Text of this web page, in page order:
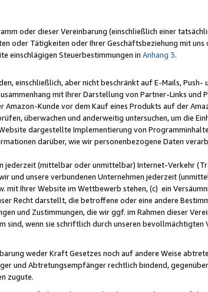
oder dieser Vereinbarung (einschließlich einer
oder Tätigkeiten oder Ihrer Geschäftsbeziehung mit uns
einschlägigen Steuerbestimmungen in Anhang 3.
einschließlich, aber nicht beschränkt auf E-Mails, Push-
mit Ihrer Darstellung von Partner-Links und
Kunde vor dem Kauf eines Produkts auf der
überwachen und anderweitig untersuchen, um die
dargestellte Implementierung von
darüber, wie wir personenbezogene Daten
jederzeit (mittelbar oder unmittelbar) Internet-Verkehr
und unsere verbundenen Unternehmen jederzeit
Ihrer Website im Wettbewerb stehen, (c) ein
Recht darstellt, die betroffene oder eine andere
und Zustimmungen, die wir ggf. im Rahmen dieser
sind, wenn sie schriftlich durch unseren
weder Kraft Gesetzes noch auf andere Weise
und Abtretungsempfänger rechtlich bindend,
zugute.